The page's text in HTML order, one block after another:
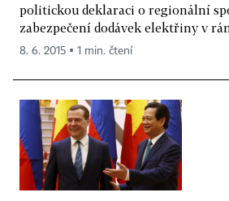
politickou deklaraci o regionální
zabezpečení dodávek elektřiny v
8. 6. 2015 ▪ 1 min. čtení